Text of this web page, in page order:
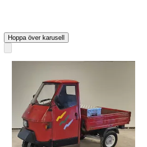
Hoppa över karusell